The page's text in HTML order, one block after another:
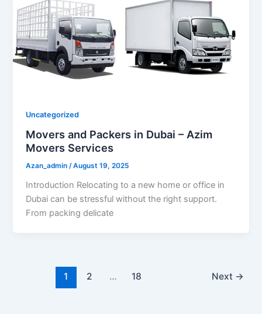
Uncategorized
Movers and Packers in Dubai – Azim
Movers Services
Azan_admin/August 19, 2025
Introduction Relocating to a new home or office in
Dubai can be stressful without the right support.
From packing delicate
1 2 … 18 Next →